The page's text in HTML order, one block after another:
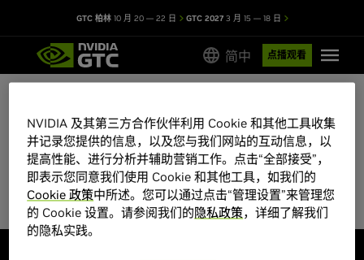
GTC 柏林10 月 20 — 22 日 GTC 20273 月 15 — 18 日
简中 点播观看
GTC 2026 会议目录
部分会议席位有限，先到先得。
NVIDIA 及其第三方合作伙伴利用 Cookie 和其他工具收集
并记录您提供的信息，以及您与我们网站的互动信息，以
提高性能、进行分析并辅助营销工作。点击“全部接受”，
即表示您同意我们使用 Cookie 和其他工具，如我们的
Cookie 政策中所述。您可以通过点击“管理设置”来管理您
的 Cookie 设置。请参阅我们的隐私政策，详细了解我们
的隐私实践。